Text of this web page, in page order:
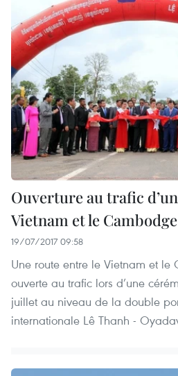
Ouverture au trafic
Vietnam et le Cambodge
19/07/2017 09:58
Une route entre le Vietnam et
ouverte au trafic lors d’une
juillet au niveau de la double
internationale Lê Thanh -